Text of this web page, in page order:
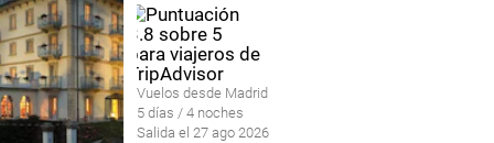
Vuelos desde Madrid
5 días / 4 noches
Salida el 27 ago 2026